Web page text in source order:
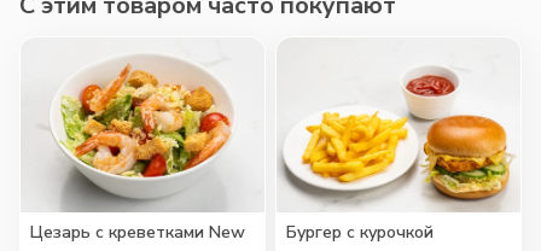
Цезарь с креветками New Бургер с курочкой